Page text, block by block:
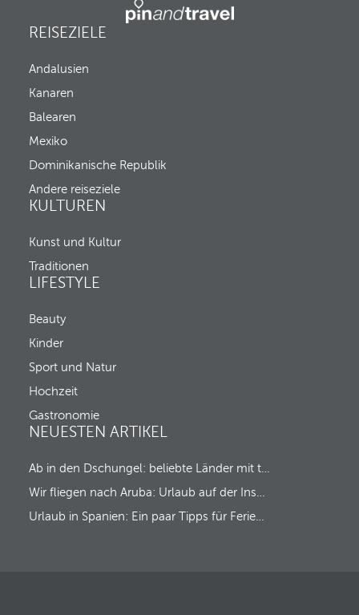
REISEZIELE
Andalusien
Kanaren
Balearen
Mexiko
Dominikanische Republik
Andere reiseziele
KULTUREN
Kunst und Kultur
Traditionen
LIFESTYLE
Beauty
Kinder
Sport und Natur
Hochzeit
Gastronomie
NEUESTEN ARTIKEL
Ab in den Dschungel: beliebte Länder mit tropischem Regenwald
Wir fliegen nach Aruba: Urlaub auf der Insel des Glücks!
Urlaub in Spanien: Ein paar Tipps für Ferien ‘Made in Spain’